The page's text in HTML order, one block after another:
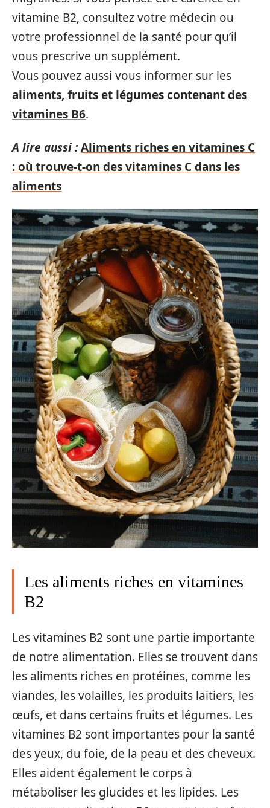
vitamine B2, consultez votre médecin ou
votre professionnel de la santé pour qu’il
vous prescrive un supplément.
Vous pouvez aussi vous informer sur les
aliments, fruits et légumes contenant des
vitamines B6.
A lire aussi :Aliments riches en vitamines C
: où trouve-t-on des vitamines C dans les
aliments
Les aliments riches en vitamines
B2
Les vitamines B2 sont une partie importante
de notre alimentation. Elles se trouvent dans
les aliments riches en protéines, comme les
viandes, les volailles, les produits laitiers, les
œufs, et dans certains fruits et légumes. Les
vitamines B2 sont importantes pour la santé
des yeux, du foie, de la peau et des cheveux.
Elles aident également le corps à
métaboliser les glucides et les lipides. Les